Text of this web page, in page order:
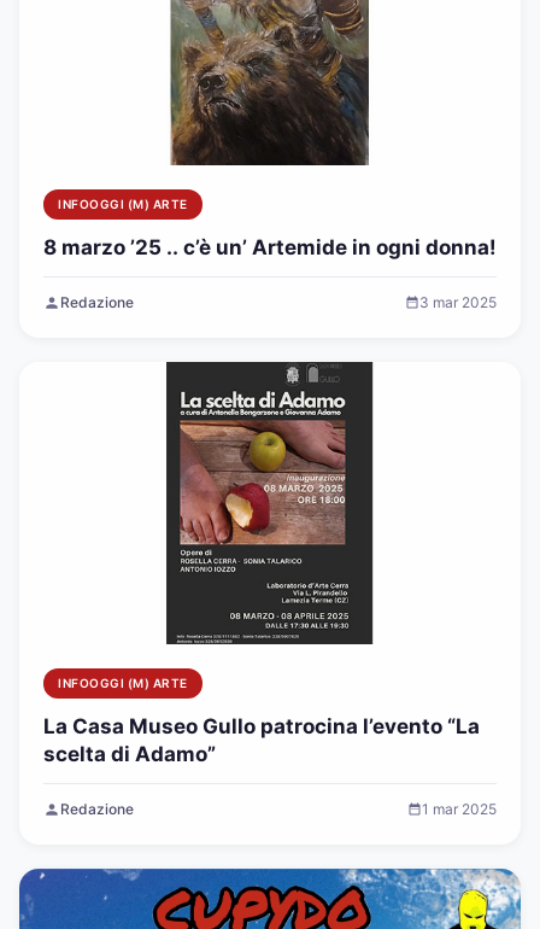
INFOOGGI (M) ARTE
8 marzo ’25 .. c’è un’ Artemide in ogni donna!
Redazione 3 mar 2025
INFOOGGI (M) ARTE
La Casa Museo Gullo patrocina l’evento “La
scelta di Adamo”
Redazione 1 mar 2025